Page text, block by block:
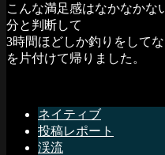
こんな満足感はなかなかな
分と判断して
3時間ほどしか釣りをして
を片付けて帰りました。
ネイティブ
投稿レポート
渓流